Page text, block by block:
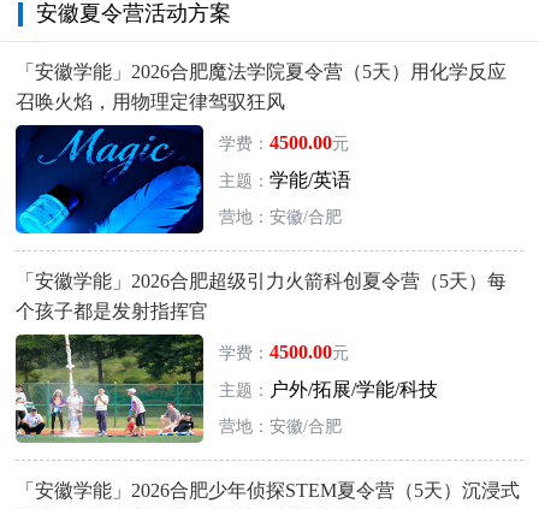
安徽夏令营活动方案
「安徽学能」2026合肥魔法学院夏令营（5天）用化学反应
召唤火焰，用物理定律驾驭狂风
学费： 4500.00元
主题： 学能/英语
营地：安徽/合肥
「安徽学能」2026合肥超级引力火箭科创夏令营（5天）每
个孩子都是发射指挥官
学费： 4500.00元
主题： 户外/拓展/学能/科技
营地：安徽/合肥
「安徽学能」2026合肥少年侦探STEM夏令营（5天）沉浸式